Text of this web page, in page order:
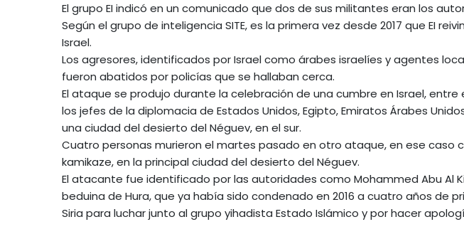
El grupo EI indicó en un comunicado que dos de sus militantes eran los
Según el grupo de inteligencia SITE, es la primera vez desde 2017 que EI
Israel.
Los agresores, identificados por Israel como árabes israelíes y agentes
fueron abatidos por policías que se hallaban cerca.
El ataque se produjo durante la celebración de una cumbre en Israel, entre
los jefes de la diplomacia de Estados Unidos, Egipto, Emiratos Árabes
una ciudad del desierto del Néguev, en el sur.
Cuatro personas murieron el martes pasado en otro ataque, en ese caso
kamikaze, en la principal ciudad del desierto del Néguev.
El atacante fue identificado por las autoridades como Mohammed Abu Al
beduina de Hura, que ya había sido condenado en 2016 a cuatro años de
Siria para luchar junto al grupo yihadista Estado Islámico y por hacer